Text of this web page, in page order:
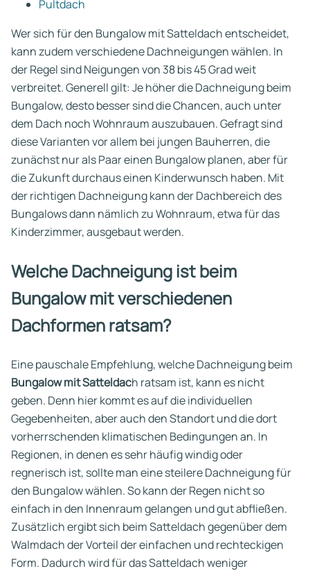
Pultdach
Wer sich für den Bungalow mit Satteldach entscheidet,
kann zudem verschiedene Dachneigungen wählen. In
der Regel sind Neigungen von 38 bis 45 Grad weit
verbreitet. Generell gilt: Je höher die Dachneigung beim
Bungalow, desto besser sind die Chancen, auch unter
dem Dach noch Wohnraum auszubauen. Gefragt sind
diese Varianten vor allem bei jungen Bauherren, die
zunächst nur als Paar einen Bungalow planen, aber für
die Zukunft durchaus einen Kinderwunsch haben. Mit
der richtigen Dachneigung kann der Dachbereich des
Bungalows dann nämlich zu Wohnraum, etwa für das
Kinderzimmer, ausgebaut werden.
Welche Dachneigung ist beim
Bungalow mit verschiedenen
Dachformen ratsam?
Eine pauschale Empfehlung, welche Dachneigung beim
Bungalow mit Satteldach ratsam ist, kann es nicht
geben. Denn hier kommt es auf die individuellen
Gegebenheiten, aber auch den Standort und die dort
vorherrschenden klimatischen Bedingungen an. In
Regionen, in denen es sehr häufig windig oder
regnerisch ist, sollte man eine steilere Dachneigung für
den Bungalow wählen. So kann der Regen nicht so
einfach in den Innenraum gelangen und gut abfließen.
Zusätzlich ergibt sich beim Satteldach gegenüber dem
Walmdach der Vorteil der einfachen und rechteckigen
Form. Dadurch wird für das Satteldach weniger